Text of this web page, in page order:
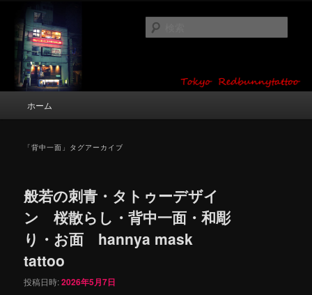
ン
ツ
東京 タトゥースタジオ 吉祥寺 Red
Bunny Tattoo タトゥーデザイン・タ
トゥー画像
タトゥーデザイン・画像の紹介（和彫り・ワンポイント・girl tattoo）
ホーム
「背中一面 」タグアーカイブ
般若の刺青・タトゥーデザイ
ン 桜散らし・背中一面・和彫
り・お面 hannya mask
tattoo
投稿日時:2026年5月7日